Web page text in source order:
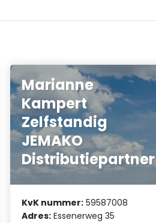
Marianne
Kampert
Zelfstandig
JEMAKO
Distributiepartner
KvK nummer: 59587008
Adres: Essenerweg 35